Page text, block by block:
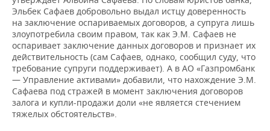
Эльбек Сафаев добровольно выдал истцу доверенность
на заключение оспариваемых договоров, а супруга лишь
злоупотребила своим правом, так как Э.М. Сафаев не
оспаривает заключение данных договоров и признает их
действительность (сам Сафаев, однако, сообщил суду, что
требование супруги поддерживает). А в АО «Газпромбанк
— Управление активами» добавили, что нахождение Э.М.
Сафаева под стражей в момент заключения договоров
залога и купли-продажи доли «не является стечением
тяжелых обстоятельств».